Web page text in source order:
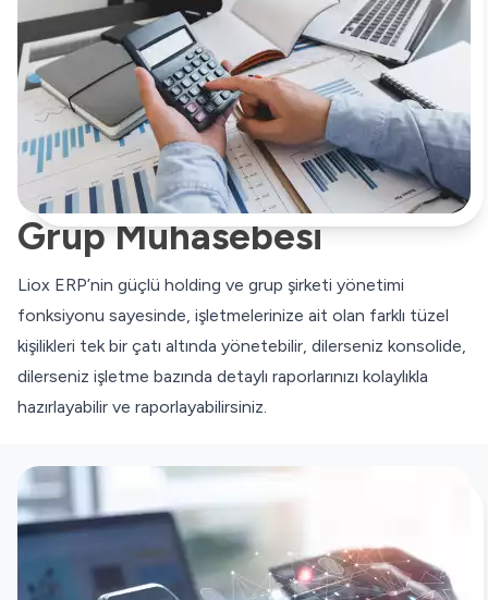
Grup Muhasebesi
Liox ERP’nin güçlü holding ve grup şirketi yönetimi
fonksiyonu sayesinde, işletmelerinize ait olan farklı tüzel
kişilikleri tek bir çatı altında yönetebilir, dilerseniz konsolide,
dilerseniz işletme bazında detaylı raporlarınızı kolaylıkla
hazırlayabilir ve raporlayabilirsiniz.